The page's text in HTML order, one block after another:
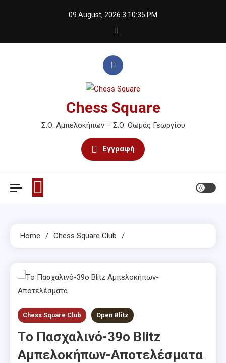
09 August, 2026 3:10:35 PM
Chess Square
Σ.Ο. Αμπελοκήπων – Σ.Ο. Θωμάς Γεωργίου
Εγγραφή
Home Chess Square Club
Chess Square Club Open Blitz
Tο Πασχαλινό-39ο Blitz
Αμπελοκήπων-Αποτελέσματα